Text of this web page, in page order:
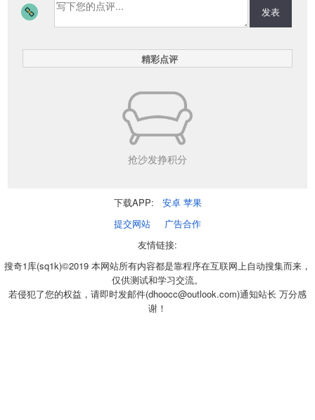
发表
精彩点评
抢沙发挣积分
下载APP: 安卓 苹果
提交网站
广告合作
友情链接:
搜奇1库(sq1k)©2019 本网站所有内容都是靠程序在互联网上自动搜集而来，
仅供测试和学习交流。
若侵犯了您的权益，请即时发邮件(dhoocc@outlook.com)通知站长 万分感
谢！